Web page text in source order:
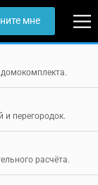
мне
и перегородок.
расчёта.